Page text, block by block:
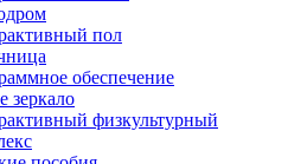
пол
обеспечение
зеркало
физкультурный